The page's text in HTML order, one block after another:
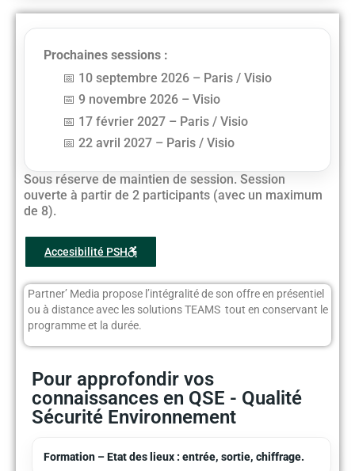
Pour approfondir vos
connaissances en QSE - Qualité
Sécurité Environnement
Formation – Etat des lieux : entrée, sortie, chiffrage.
Prochaines sessions :
10 septembre 2026 – Paris / Visio
9 novembre 2026 – Visio
17 février 2027 – Paris / Visio
22 avril 2027 – Paris / Visio
Sous réserve de maintien de session. Session
ouverte à partir de 2 participants (avec un maximum
de 8).
Accesibilité PSH
Partner’ Media propose l’intégralité de son offre en présentiel
ou à distance avec les solutions TEAMS tout en conservant le
programme et la durée.